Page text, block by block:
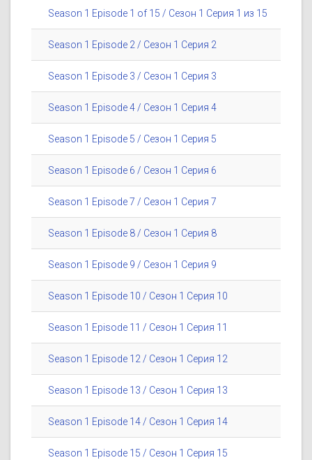
Season 1 Episode 1 of 15 / Сезон 1 Серия 1 из 15
Season 1 Episode 2 / Сезон 1 Серия 2
Season 1 Episode 3 / Сезон 1 Серия 3
Season 1 Episode 4 / Сезон 1 Серия 4
Season 1 Episode 5 / Сезон 1 Серия 5
Season 1 Episode 6 / Сезон 1 Серия 6
Season 1 Episode 7 / Сезон 1 Серия 7
Season 1 Episode 8 / Сезон 1 Серия 8
Season 1 Episode 9 / Сезон 1 Серия 9
Season 1 Episode 10 / Сезон 1 Серия 10
Season 1 Episode 11 / Сезон 1 Серия 11
Season 1 Episode 12 / Сезон 1 Серия 12
Season 1 Episode 13 / Сезон 1 Серия 13
Season 1 Episode 14 / Сезон 1 Серия 14
Season 1 Episode 15 / Сезон 1 Серия 15